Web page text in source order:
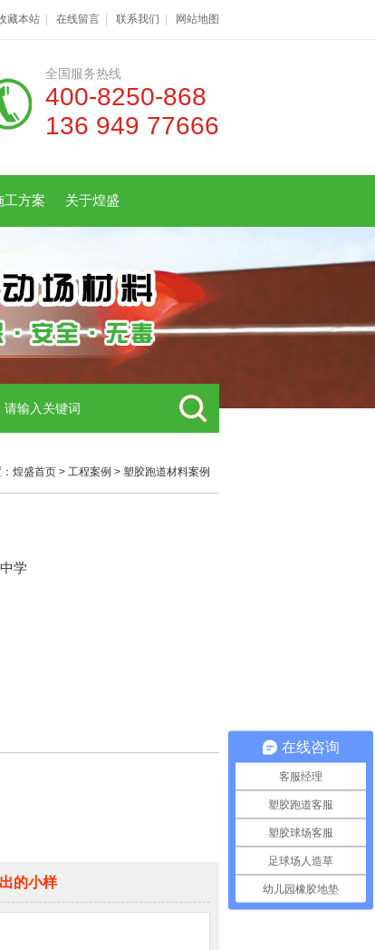
藏本站 在线留言 联系我们 网站地图
全国服务热线
400-8250-868
136 949 77666
工方案 关于煌盛
煌盛首页 > 工程案例 > 塑胶跑道材料案例
学
的小样
在线咨询
客服经理
塑胶跑道客服
塑胶球场客服
足球场人造草
幼儿园橡胶地垫